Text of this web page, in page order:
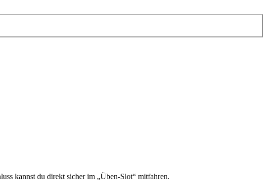
kannst du direkt sicher im „Üben-Slot“ mitfahren.